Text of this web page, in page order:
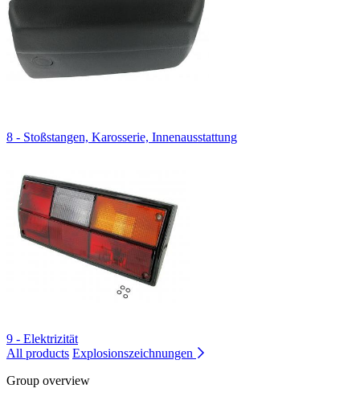
8 - Stoßstangen, Karosserie, Innenausstattung
9 - Elektrizität
All products Explosionszeichnungen
Group overview